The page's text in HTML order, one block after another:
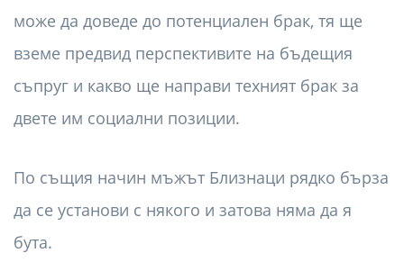
може да доведе до потенциален брак, тя ще
вземе предвид перспективите на бъдещия
съпруг и какво ще направи техният брак за
двете им социални позиции.
По същия начин мъжът Близнаци рядко бърза
да се установи с някого и затова няма да я
бута.